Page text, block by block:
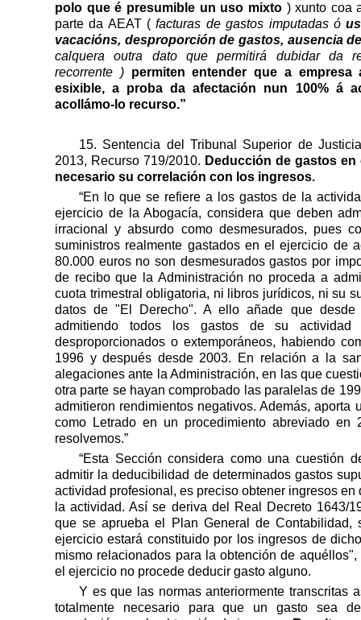
polo que é presumible un uso mixto) xunto coa
parte da AEAT (facturas de gastos imputadas ó
vacacións, desproporción de gastos, ausencia
calquera outra dato que permitirá dubidar da
recorrente ) permiten entender que a
esixible, a proba da afectación nun 100% á
acollámo-lo recurso.”
15. Sentencia del Tribunal Superior de
2013, Recurso 719/2010. Deducción de gastos
necesario su correlación con los ingresos.
“En lo que se refiere a los gastos de la
ejercicio de la Abogacía, considera que deben
irracional y absurdo como desmesurados, pues
suministros realmente gastados en el ejercicio de
80.000 euros no son desmesurados gastos por
de recibo que la Administración no proceda a
cuota trimestral obligatoria, ni libros jurídicos, ni su
datos de "El Derecho". A ello añade que
admitiendo todos los gastos de su actividad
desproporcionados o extemporáneos, habiendo
1996 y después desde 2003. En relación a la
alegaciones ante la Administración, en las que
otra parte se hayan comprobado las paralelas de
admitieron rendimientos negativos. Además, aporta
como Letrado en un procedimiento abreviado en
resolvemos.”
“Esta Sección considera como una cuestión
admitir la deducibilidad de determinados gastos
actividad profesional, es preciso obtener ingresos
la actividad. Así se deriva del Real Decreto 1643/
que se aprueba el Plan General de
ejercicio estará constituido por los ingresos de
mismo relacionados para la obtención de
el ejercicio no procede deducir gasto alguno.
Y es que las normas anteriormente transcritas
totalmente necesario para que un gasto sea